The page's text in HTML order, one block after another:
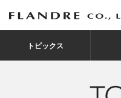
トピックス